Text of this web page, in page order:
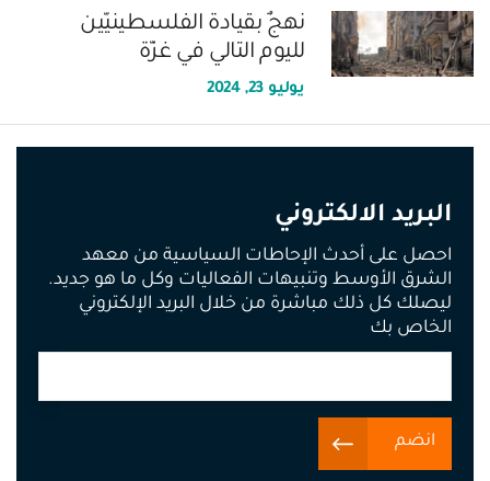
نهجٌ بقيادة الفلسطينيّين
لليوم التالي في غزّة
يوليو 23, 2024
البريد الالكتروني
احصل على أحدث الإحاطات السياسية من معهد
الشرق الأوسط وتنبيهات الفعاليات وكل ما هو جديد.
ليصلك كل ذلك مباشرة من خلال البريد الإلكتروني
الخاص بك
انضم